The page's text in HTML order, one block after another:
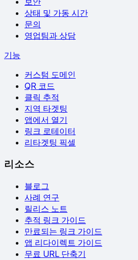
상태 및 가동 시간
문의
영업팀과 상담
기능
커스텀 도메인
QR 코드
클릭 추적
지역 타겟팅
앱에서 열기
링크 로테이터
리타겟팅 픽셀
리소스
블로그
사례 연구
릴리스 노트
추적 링크 가이드
만료되는 링크 가이드
앱 리다이렉트 가이드
무료 URL 단축기